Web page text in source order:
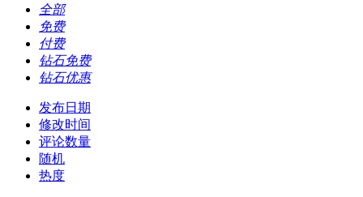
全部
免费
付费
钻石免费
钻石优惠
发布日期
修改时间
评论数量
随机
热度